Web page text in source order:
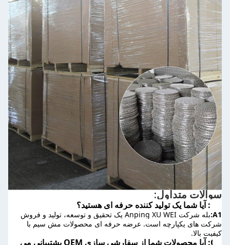
سوالات متداول:
A1:
کیفیت بالا.